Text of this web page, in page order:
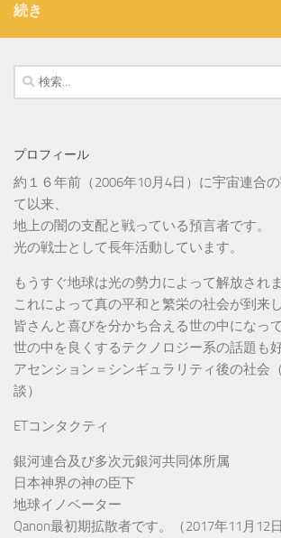
続き
検
索:
プロフィール
約１６年前（2006年10月4日）に宇宙連合
て以来、
地上の闇の支配と戦っている預言者です。
光の戦士として長年活動しています。
もうすぐ地球は光の勢力によって解放されま
これによって真の平和と繁栄の社会が到来し
皆さんと喜びを分かち合える世の中になっ
世の中を良くするテクノロジー系の話題も好
アセンション＝シンギュラリティ後の社会
談）
ETコンタクティ
銀河連合及び多次元銀河共同体所属
日本神界の神の臣下
地球イノベーター
Qanon最初期拡散者です。（2017年11月12日